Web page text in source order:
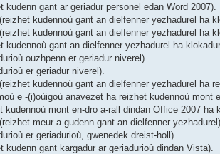
gant ar geriadur personel edan Word 2007).
kudennoù gant an dielfenner yezhadurel ha
kudennoù gant an dielfenner yezhadurel ha
gant an dielfenner yezhadurel ha
ouzhpenn er geriadur niverel).
er geriadur niverel).
kudennoù gant an dielfenner yezhadurel ha
e -(i)oùigoù anavezet ha reizhet kudennoù mont
mont en-dro a-rall dindan Office 2007 ha
meur a gudenn gant an dielfenner yezhadurel).
er geriadurioù, gwenedek dreist-holl).
gant kargadur ar geriadurioù dindan Vista).